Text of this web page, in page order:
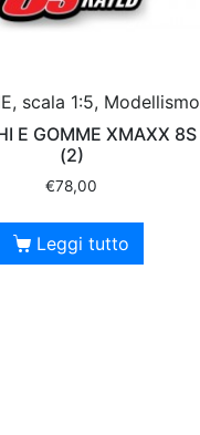
scala 1:5, Modellismo
E GOMME XMAXX 8S
(2)
€78,00
Leggi tutto